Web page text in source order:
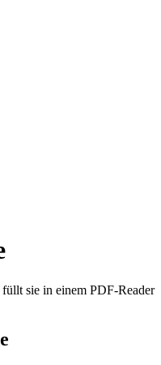
sie in einem PDF-Reader